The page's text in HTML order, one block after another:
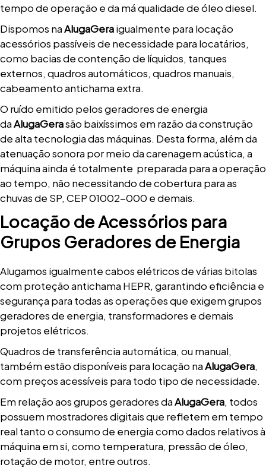
tempo de operação e da má qualidade de óleo diesel.
Dispomos naAlugaGeraigualmente para locação
acessórios passíveis de necessidade para locatários,
como bacias de contenção de líquidos, tanques
externos, quadros automáticos, quadros manuais,
cabeamento antichama extra.
O ruído emitido pelos geradores de energia
daAlugaGerasão baixíssimos em razão da construção
de alta tecnologia das máquinas. Desta forma, além da
atenuação sonora por meio da carenagem acústica, a
máquina ainda é totalmente preparada para a operação
ao tempo, não necessitando de cobertura para as
chuvas de SP, CEP 01002-000 e demais.
Locação de Acessórios para
Grupos Geradores de Energia
Alugamos igualmente cabos elétricos de várias bitolas
com proteção antichama HEPR, garantindo eficiência e
segurança para todas as operações que exigem grupos
geradores de energia, transformadores e demais
projetos elétricos.
Quadros de transferência automática, ou manual,
também estão disponíveis para locação naAlugaGera,
com preços acessíveis para todo tipo de necessidade.
Em relação aos grupos geradores daAlugaGera, todos
possuem mostradores digitais que refletem em tempo
real tanto o consumo de energia como dados relativos à
máquina em si, como temperatura, pressão de óleo,
rotação de motor, entre outros.